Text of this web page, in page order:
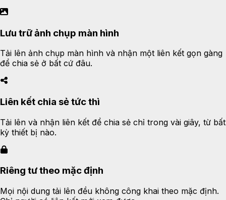
Lưu trữ ảnh chụp màn hình
Tải lên ảnh chụp màn hình và nhận một liên kết gọn gàng
để chia sẻ ở bất cứ đâu.
Liên kết chia sẻ tức thì
Tải lên và nhận liên kết để chia sẻ chỉ trong vài giây, từ bất
kỳ thiết bị nào.
Riêng tư theo mặc định
Mọi nội dung tải lên đều không công khai theo mặc định.